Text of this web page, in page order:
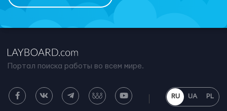
Портал поиска работы во всем мире.
RU UA PL